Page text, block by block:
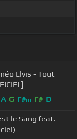
Elvis - Tout
A G F#m F# D
le Sang feat.